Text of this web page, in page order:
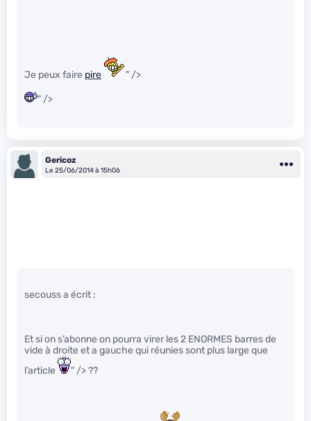
Je peux faire pire " />
" />
Gericoz
Le 25/06/2014 à 15h06
secouss a écrit :
Et si on s’abonne on pourra virer les 2 ENORMES barres de
vide à droite et a gauche qui réunies sont plus large que
l’article
" /> ??